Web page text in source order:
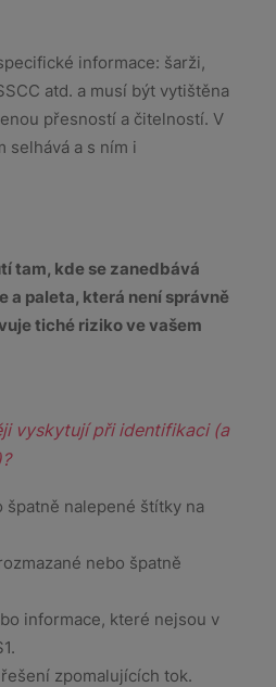
informace: šarži,
atd. a musí být vytištěna
přesností a čitelností. V
selhává a s ním i
tam, kde se zanedbává
a paleta, která není správně
tiché riziko ve vašem
vyskytují při identifikaci (a
špatně nalepené štítky na
nebo špatně
informace, které nejsou v
zpomalujících tok.